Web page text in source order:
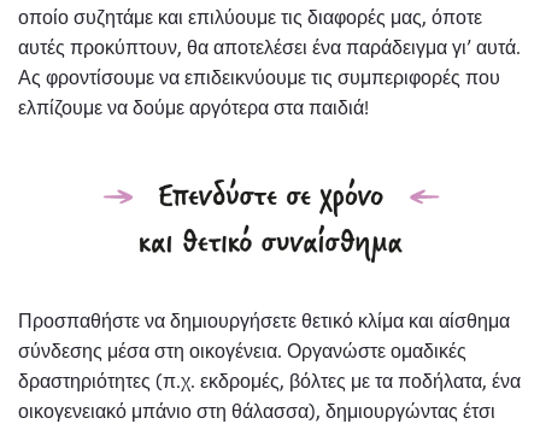
οποίο συζητάμε και επιλύουμε τις διαφορές μας, όποτε
αυτές προκύπτουν, θα αποτελέσει ένα παράδειγμα γι’ αυτά.
Ας φροντίσουμε να επιδεικνύουμε τις συμπεριφορές που
ελπίζουμε να δούμε αργότερα στα παιδιά!
Προσπαθήστε να δημιουργήσετε θετικό κλίμα και αίσθημα
σύνδεσης μέσα στη οικογένεια. Οργανώστε ομαδικές
δραστηριότητες (π.χ. εκδρομές, βόλτες με τα ποδήλατα, ένα
οικογενειακό μπάνιο στη θάλασσα), δημιουργώντας έτσι